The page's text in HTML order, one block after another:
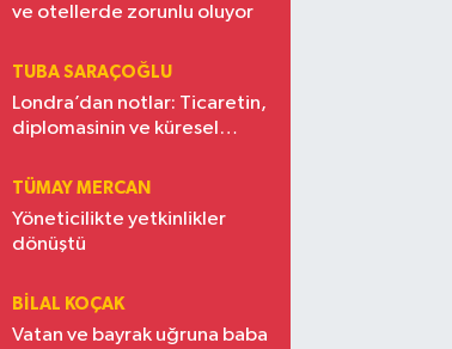
ve otellerde zorunlu oluyor
TUBA SARAÇOĞLU
Londra’dan notlar: Ticaretin,
diplomasinin ve küresel
Türkiye’nin yükselen gücü
TÜMAY MERCAN
Yöneticilikte yetkinlikler
dönüştü
BILAL KOÇAK
Vatan ve bayrak uğruna baba